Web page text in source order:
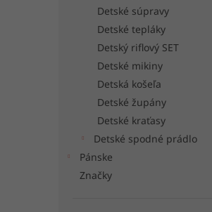
Detské súpravy
Detské tepláky
Detský riflový SET
Detské mikiny
Detská košeľa
Detské župány
Detské kraťasy
Detské spodné prádlo
Pánske
Značky